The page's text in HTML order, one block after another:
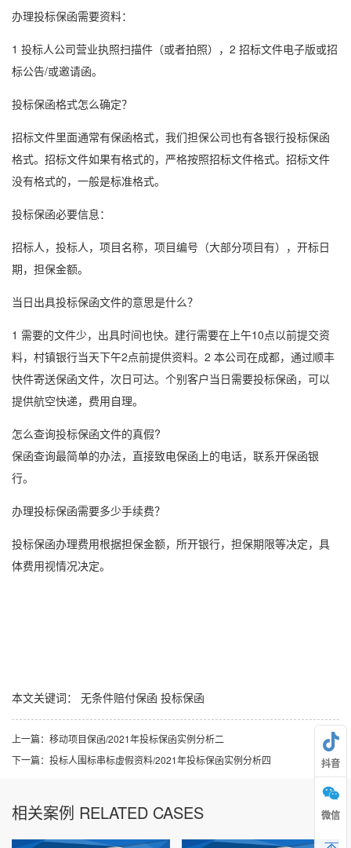
办理投标保函需要资料：
1 投标人公司营业执照扫描件（或者拍照），2 招标文件电子版或招
标公告/或邀请函。
投标保函格式怎么确定？
招标文件里面通常有保函格式，我们担保公司也有各银行投标保函
格式。招标文件如果有格式的，严格按照招标文件格式。招标文件
没有格式的，一般是标准格式。
投标保函必要信息：
招标人，投标人，项目名称，项目编号（大部分项目有），开标日
期，担保金额。
当日出具投标保函文件的意思是什么？
1 需要的文件少，出具时间也快。建行需要在上午10点以前提交资
料，村镇银行当天下午2点前提供资料。2 本公司在成都，通过顺丰
快件寄送保函文件，次日可达。个别客户当日需要投标保函，可以
提供航空快递，费用自理。
怎么查询投标保函文件的真假?
保函查询最简单的办法，直接致电保函上的电话，联系开保函银
行。
办理投标保函需要多少手续费？
投标保函办理费用根据担保金额，所开银行，担保期限等决定，具
体费用视情况决定。
本文关键词： 无条件赔付保函 投标保函
上一篇： 移动项目保函/2021年投标保函实例分析二
下一篇： 投标人围标串标虚假资料/2021年投标保函实例分析四
相关案例 RELATED CASES
抖音
微信